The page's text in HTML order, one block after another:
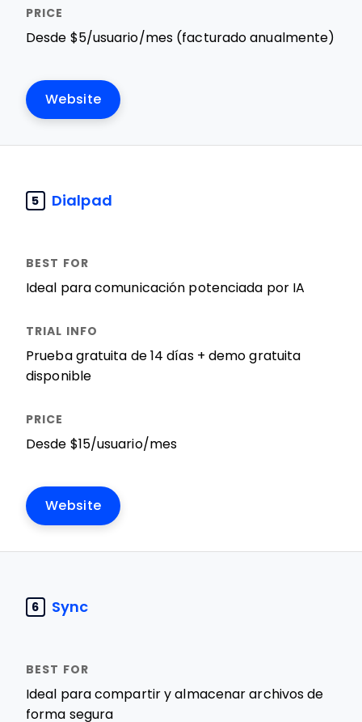
Desde $5/usuario/mes (facturado anualmente)
Website
5 Dialpad
Ideal para comunicación potenciada por IA
Prueba gratuita de 14 días + demo gratuita
disponible
Desde $15/usuario/mes
Website
6 Sync
Ideal para compartir y almacenar archivos de
forma segura